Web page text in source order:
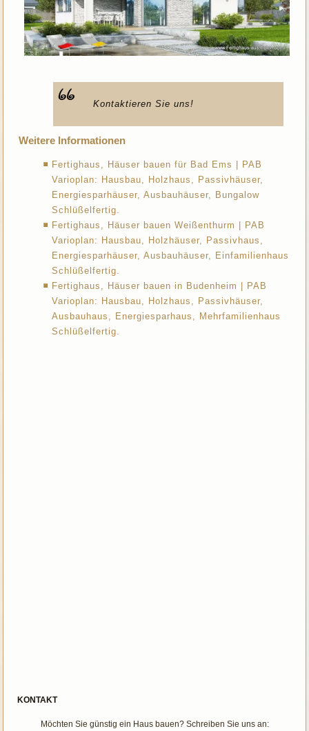
Kontaktieren Sie uns!
Weitere Informationen
Fertighaus, Häuser bauen für Bad Ems | PAB
Varioplan: Hausbau, Holzhaus, Passivhäuser,
Energiesparhäuser, Ausbauhäuser, Bungalow
Schlüßelfertig.
Fertighaus, Häuser bauen Weißenthurm | PAB
Varioplan: Hausbau, Holzhäuser, Passivhaus,
Energiesparhäuser, Ausbauhäuser, Einfamilienhaus
Schlüßelfertig.
Fertighaus, Häuser bauen in Budenheim | PAB
Varioplan: Hausbau, Holzhaus, Passivhäuser,
Ausbauhaus, Energiesparhaus, Mehrfamilienhaus
Schlüßelfertig.
KONTAKT
Möchten Sie günstig ein Haus bauen? Schreiben Sie uns an: